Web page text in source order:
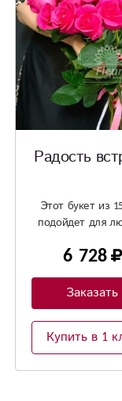
Радость
Этот букет из
подойдет для
6 728
Заказать
Купить в 1